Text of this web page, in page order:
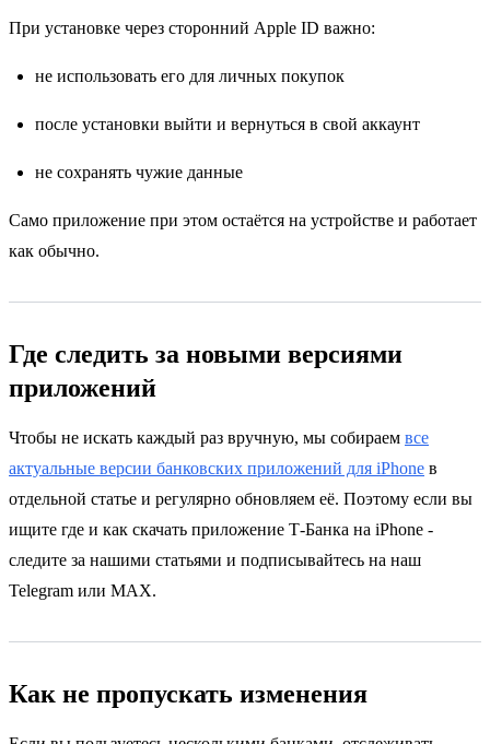
При установке через сторонний Apple ID важно:
не использовать его для личных покупок
после установки выйти и вернуться в свой аккаунт
не сохранять чужие данные
Само приложение при этом остаётся на устройстве и работает
как обычно.
Где следить за новыми версиями
приложений
Чтобы не искать каждый раз вручную, мы собираем все
актуальные версии банковских приложений для iPhone в
отдельной статье и регулярно обновляем её. Поэтому если вы
ищите где и как скачать приложение Т-Банка на iPhone -
следите за нашими статьями и подписывайтесь на наш
Telegram или MAX.
Как не пропускать изменения